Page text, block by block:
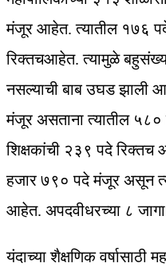
मंजूर आहेत. त्यातील १७६
रिक्तचआहेत. त्यामुळे बहुसंख्य
नसल्याची बाब उघड झाली
मंजूर असताना त्यातील ५८०
शिक्षकांची २३९ पदे रिक्तच
हजार ७९० पदे मंजूर असून
आहेत. अपदवीधरच्या ८
यंदाच्या शैक्षणिक वर्षासाठी